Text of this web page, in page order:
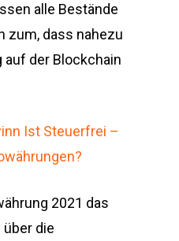
alle Bestände
zum, dass nahezu
auf der Blockchain
Ist Steuerfrei –
2021 das
die